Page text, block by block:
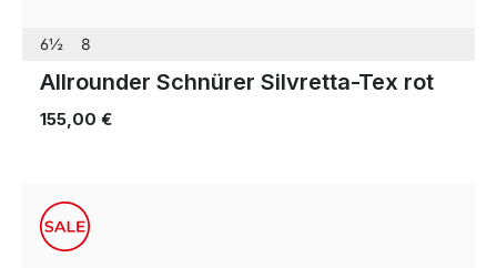
6½ 8
Allrounder Schnürer Silvretta-Tex rot
155,00 €